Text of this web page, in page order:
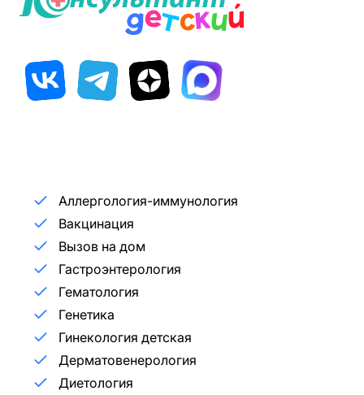
Аллергология-иммунология
Вакцинация
Вызов на дом
Гастроэнтерология
Гематология
Генетика
Гинекология детская
Дерматовенерология
Диетология